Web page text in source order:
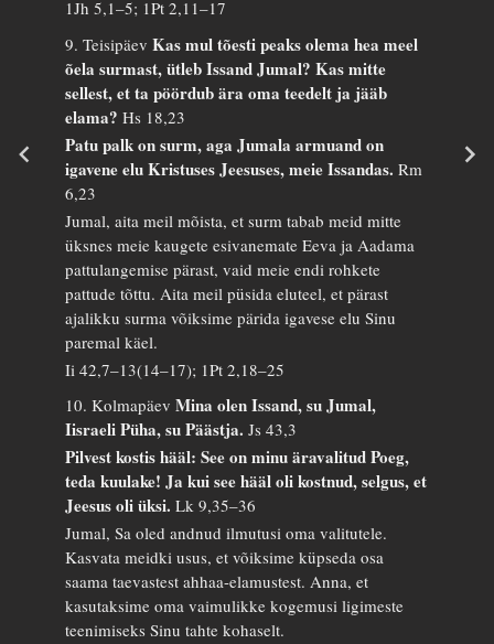
1Jh 5,1–5; 1Pt 2,11–17
9. TeisipäevKas mul tõesti peaks olema hea meel
õela surmast, ütleb Issand Jumal? Kas mitte
sellest, et ta pöördub ära oma teedelt ja jääb
elama?Hs 18,23
Patu palk on surm, aga Jumala armuand on
igavene elu Kristuses Jeesuses, meie Issandas.Rm
6,23
Jumal, aita meil mõista, et surm tabab meid mitte
üksnes meie kaugete esivanemate Eeva ja Aadama
pattulangemise pärast, vaid meie endi rohkete
pattude tõttu. Aita meil püsida eluteel, et pärast
ajalikku surma võiksime pärida igavese elu Sinu
paremal käel.
Ii 42,7–13(14–17); 1Pt 2,18–25
10. KolmapäevMina olen Issand, su Jumal,
Iisraeli Püha, su Päästja.Js 43,3
Pilvest kostis hääl: See on minu äravalitud Poeg,
teda kuulake! Ja kui see hääl oli kostnud, selgus, et
Jeesus oli üksi.Lk 9,35–36
Jumal, Sa oled andnud ilmutusi oma valitutele.
Kasvata meidki usus, et võiksime küpseda osa
saama taevastest ahhaa-elamustest. Anna, et
kasutaksime oma vaimulikke kogemusi ligimeste
teenimiseks Sinu tahte kohaselt.